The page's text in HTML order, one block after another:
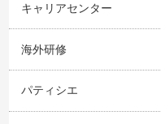
キャリアセンター
海外研修
パティシエ